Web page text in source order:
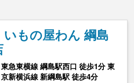
いもの屋わん 綱島
東急東横線 綱島駅西口 徒歩1分 東
京新横浜線 新綱島駅 徒歩4分